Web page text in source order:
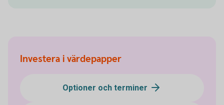
Investera i värdepapper
Optioner och terminer